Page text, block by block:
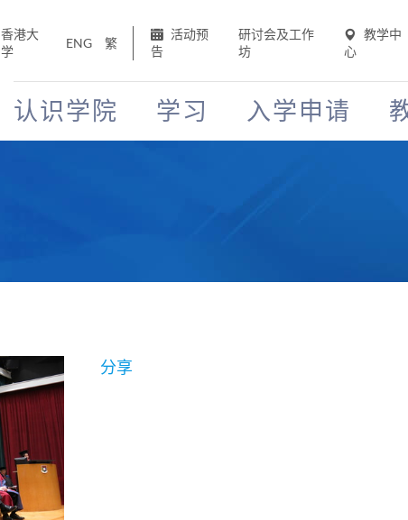
香港大
学
ENG 繁
活动预
告
研讨会及工作
坊
教学中
心
认识学院 学习 入学申请
分享